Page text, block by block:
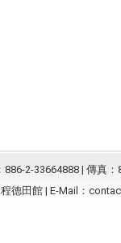
2-33664888 | 傳真：
德田館 | E-Mail：